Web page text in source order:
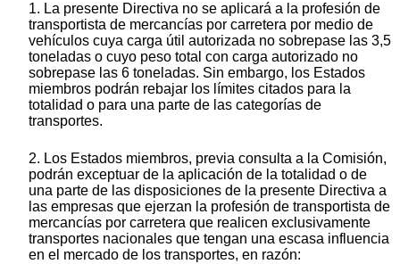
1. La presente Directiva no se aplicará a la profesión de
transportista de mercancías por carretera por medio de
vehículos cuya carga útil autorizada no sobrepase las 3,5
toneladas o cuyo peso total con carga autorizado no
sobrepase las 6 toneladas. Sin embargo, los Estados
miembros podrán rebajar los límites citados para la
totalidad o para una parte de las categorías de
transportes.
2. Los Estados miembros, previa consulta a la Comisión,
podrán exceptuar de la aplicación de la totalidad o de
una parte de las disposiciones de la presente Directiva a
las empresas que ejerzan la profesión de transportista de
mercancías por carretera que realicen exclusivamente
transportes nacionales que tengan una escasa influencia
en el mercado de los transportes, en razón: